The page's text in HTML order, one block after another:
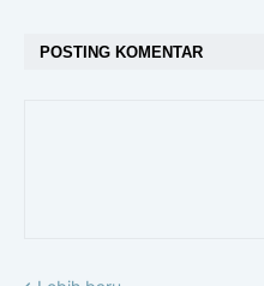
POSTING KOMENTAR